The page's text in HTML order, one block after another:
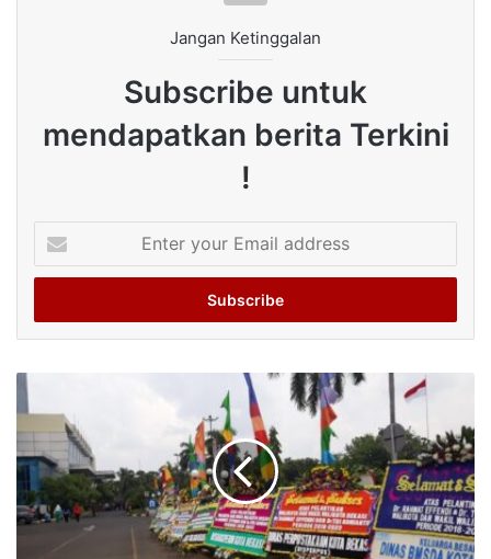
Jangan Ketinggalan
Subscribe untuk
mendapatkan berita Terkini
!
your
Email